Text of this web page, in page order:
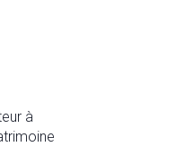
à